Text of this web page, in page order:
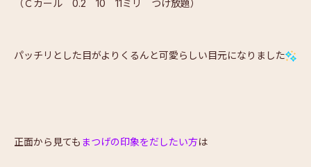
（Ｃカール 0.2 10 11ミリ つけ放題）
パッチリとした目がよりくるんと可愛らしい目元になりました
正面から見ても まつげの印象をだしたい方は